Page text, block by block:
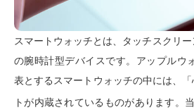
スマートウォッチとは、タッチスクリ
の腕時計型デバイスです。アップルウ
表とするスマートウォッチの中には、
トが内蔵されているものがあります。